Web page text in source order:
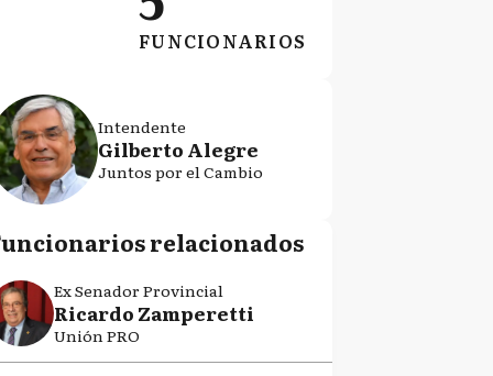
FUNCIONARIOS
Intendente
Gilberto Alegre
Juntos por el Cambio
relacionados
Ex Senador Provincial
Ricardo Zamperetti
Unión PRO